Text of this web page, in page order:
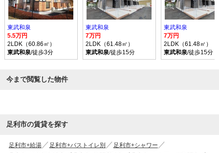
東武和泉
5.5万円
2LDK（60.86㎡）
東武和泉/徒歩3分
東武和泉
7万円
2LDK（61.48㎡）
東武和泉/徒歩15分
東武和泉
7万円
2LDK（61.48㎡）
東武和泉/徒歩15分
今まで閲覧した物件
足利市の賃貸を探す
足利市+給湯 足利市+バストイレ別
足利市+シャワー